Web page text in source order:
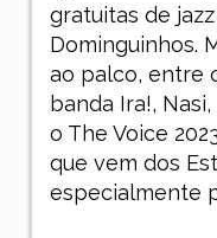
gratuitas de
Dominguinhos.
ao palco, entre
banda Ira!,
o The Voice
que vem dos
especialmente